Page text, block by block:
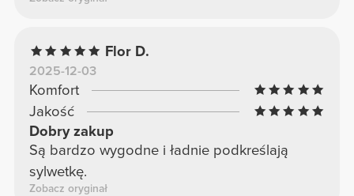
Flor D.
2025-12-03
Komfort
Jakość
Dobry zakup
Są bardzo wygodne i ładnie podkreślają
sylwetkę.
Zobacz oryginał